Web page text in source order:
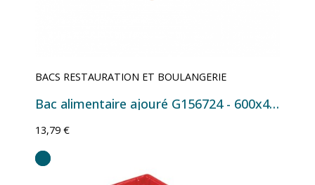
BACS RESTAURATION ET BOULANGERIE
Bac alimentaire ajouré G156724 - 600x400x120 mm - 20 L Beige
13,79 €